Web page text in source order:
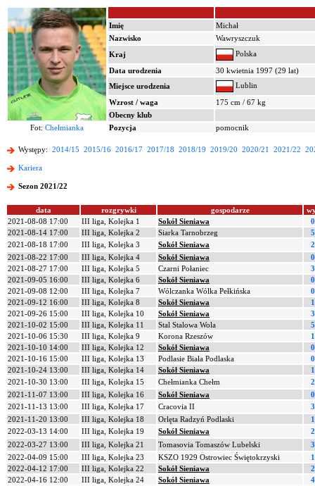
Imię
Michał
Nazwisko
Wawryszczuk
Kraj
Polska
Data urodzenia
30 kwietnia 1997 (29 lat)
Miejsce urodzenia
Lublin
Wzrost / waga
175 cm / 67 kg
Obecny klub
Fot: Chełmianka Pozycja pomocnik
Występy: 2014/15 2015/16 2016/17 2017/18 2018/19 2019/20 2020/21 2021/22
Kariera
Sezon 2021/22
data rozgrywki gospodarze
2021-08-08 17:00
III liga, Kolejka 1 Sokół Sieniawa
2021-08-14 17:00
III liga, Kolejka 2 Siarka Tarnobrzeg
2021-08-18 17:00
III liga, Kolejka 3 Sokół Sieniawa
2021-08-22 17:00
III liga, Kolejka 4 Sokół Sieniawa
2021-08-27 17:00
III liga, Kolejka 5 Czarni Połaniec
2021-09-05 16:00
III liga, Kolejka 6 Sokół Sieniawa
2021-09-08 12:00
III liga, Kolejka 7 Wólczanka Wólka Pełkińska
2021-09-12 16:00
III liga, Kolejka 8 Sokół Sieniawa
2021-09-26 15:00
III liga, Kolejka 10 Sokół Sieniawa
2021-10-02 15:00
III liga, Kolejka 11 Stal Stalowa Wola
2021-10-06 15:30
III liga, Kolejka 9 Korona Rzeszów
2021-10-10 14:00
III liga, Kolejka 12 Sokół Sieniawa
2021-10-16 15:00
III liga, Kolejka 13 Podlasie Biała Podlaska
2021-10-24 13:00
III liga, Kolejka 14 Sokół Sieniawa
2021-10-30 13:00
III liga, Kolejka 15 Chełmianka Chełm
2021-11-07 13:00
III liga, Kolejka 16 Sokół Sieniawa
2021-11-13 13:00
III liga, Kolejka 17 Cracovia II
2021-11-20 13:00
III liga, Kolejka 18 Orlęta Radzyń Podlaski
2022-03-13 14:00
III liga, Kolejka 19 Sokół Sieniawa
2022-03-27 13:00
III liga, Kolejka 21 Tomasovia Tomaszów Lubelski
2022-04-09 15:00
III liga, Kolejka 23 KSZO 1929 Ostrowiec Świętokrzyski
2022-04-12 17:00
III liga, Kolejka 22 Sokół Sieniawa
2022-04-16 12:00
III liga, Kolejka 24 Sokół Sieniawa